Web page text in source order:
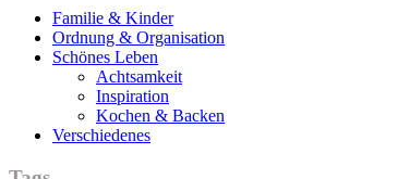
Familie & Kinder
Ordnung & Organisation
Schönes Leben
Achtsamkeit
Inspiration
Kochen & Backen
Verschiedenes